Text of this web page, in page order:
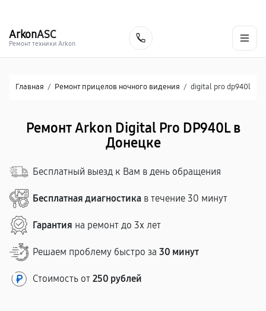
ArkonASC
Ремонт техники Arkon
Главная / Ремонт прицелов ночного видения / digital pro dp940l
Ремонт Arkon Digital Pro DP940L в
Донецке
Бесплатный выезд к Вам в день обращения
Бесплатная диагностика в течение 30 минут
Гарантия на ремонт до 3х лет
Решаем проблему быстро за 30 минут
Стоимость от 250 рублей